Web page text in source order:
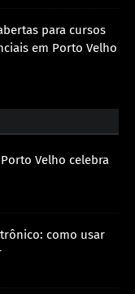
para cursos
em Porto Velho
Velho celebra
como usar